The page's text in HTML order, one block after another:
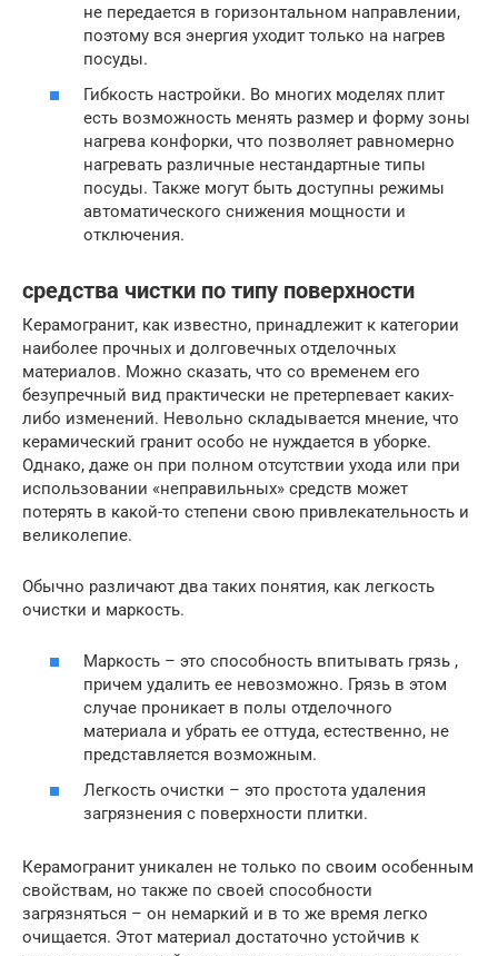
не передается в горизонтальном направлении,
поэтому вся энергия уходит только на нагрев
посуды.
Гибкость настройки. Во многих моделях плит
есть возможность менять размер и форму зоны
нагрева конфорки, что позволяет равномерно
нагревать различные нестандартные типы
посуды. Также могут быть доступны режимы
автоматического снижения мощности и
отключения.
средства чистки по типу поверхности
Керамогранит, как известно, принадлежит к категории
наиболее прочных и долговечных отделочных
материалов. Можно сказать, что со временем его
безупречный вид практически не претерпевает каких-
либо изменений. Невольно складывается мнение, что
керамический гранит особо не нуждается в уборке.
Однако, даже он при полном отсутствии ухода или при
использовании «неправильных» средств может
потерять в какой-то степени свою привлекательность и
великолепие.
Обычно различают два таких понятия, как легкость
очистки и маркость.
Маркость – это способность впитывать грязь ,
причем удалить ее невозможно. Грязь в этом
случае проникает в полы отделочного
материала и убрать ее оттуда, естественно, не
представляется возможным.
Легкость очистки – это простота удаления
загрязнения с поверхности плитки.
Керамогранит уникален не только по своим особенным
свойствам, но также по своей способности
загрязняться – он немаркий и в то же время легко
очищается. Этот материал достаточно устойчив к